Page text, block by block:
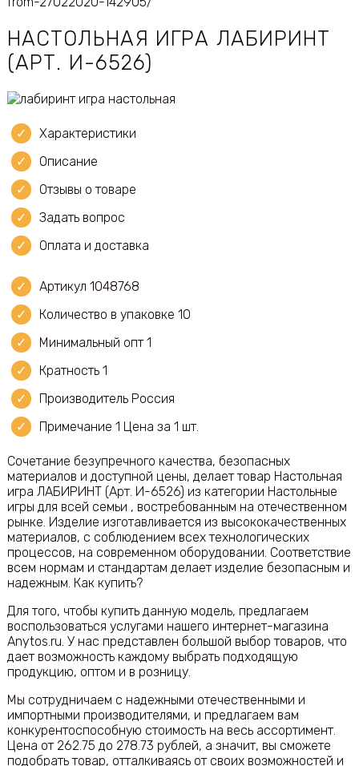
НАСТОЛЬНАЯ ИГРА ЛАБИРИНТ
(АРТ. И-6526)
Характеристики
Описание
Отзывы о товаре
Задать вопрос
Оплата и доставка
Артикул 1048768
Количество в упаковке 10
Минимальный опт 1
Кратность 1
Производитель Россия
Примечание 1 Цена за 1 шт.
Сочетание безупречного качества, безопасных
материалов и доступной цены, делает товар Настольная
игра ЛАБИРИНТ (Арт. И-6526) из категории Настольные
игры для всей семьи , востребованным на отечественном
рынке. Изделие изготавливается из высококачественных
материалов, с соблюдением всех технологических
процессов, на современном оборудовании. Соответствие
всем нормам и стандартам делает изделие безопасным и
надежным. Как купить?
Для того, чтобы купить данную модель, предлагаем
воспользоваться услугами нашего интернет-магазина
Аnytos.ru. У нас представлен большой выбор товаров, что
дает возможность каждому выбрать подходящую
продукцию, оптом и в розницу.
Мы сотрудничаем с надежными отечественными и
импортными производителями, и предлагаем вам
конкурентоспособную стоимость на весь ассортимент.
Цена от 262.75 до 278.73 рублей, а значит, вы сможете
подобрать товар, отталкиваясь от своих возможностей и